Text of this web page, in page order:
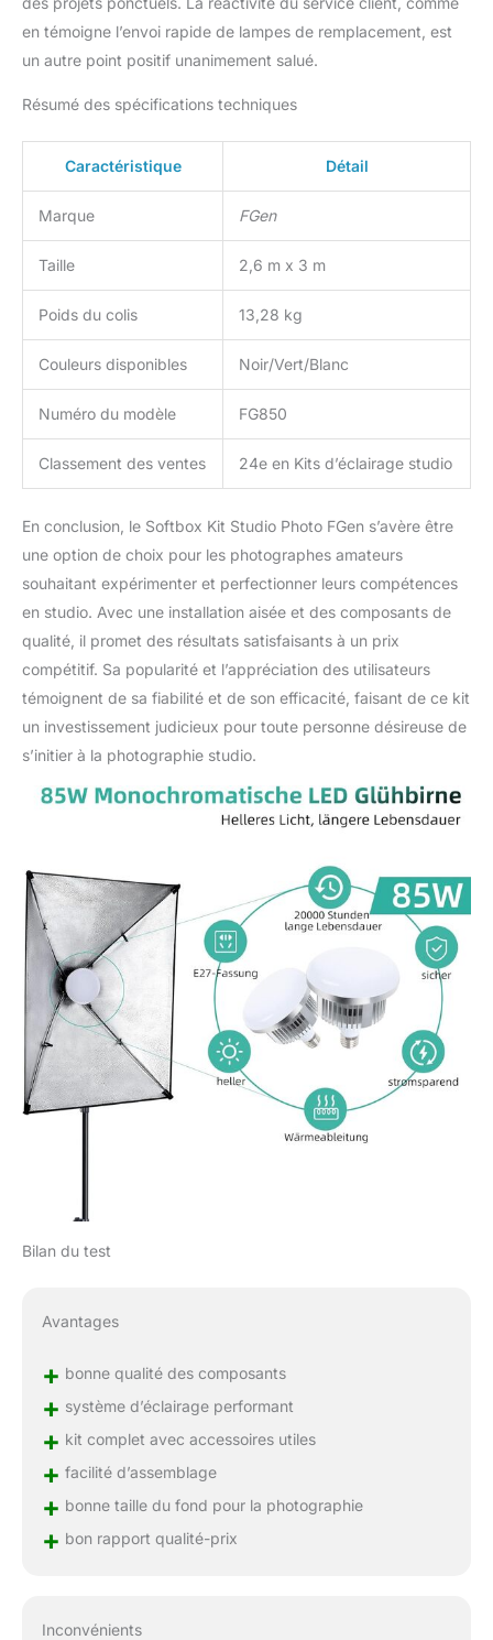
plus stable. Vous pouvez
ajuster la largeur et la
hauteur en fonction de
Les systèmes d'arrière-
largement utilisés dans
les mariages, les fêtes, la
activités. Softbox et 4
un matériau réflecteur de
haute qualité, la softbox
et l'écran FGen peuvent
fournir le meilleur effet de
lumière et d'ombre. 4
trépieds lumineux sont
fabriqués en aluminium
hauteur est réglable dans
l'interface à filetage 1/4
sur le dessus, cela
individuelle et flexible. Le
cordon d'alimentation
mesure 2,5 m de long.
Kit Studio Photo Complet
: Comprenant 2 softbox
50 x 70 cm, 2 parasols
studio blancs 84 cm, 4
trépieds lumineux 68-
studio CFL 135W, 2
ampoules LED 85W et
principal E27 supports, 3
toiles de fond en coton
de 1,8 mx 2,8 m. 2
trépieds de fond 260, 4
barres transversales de
80 cm, 1 x sac en nylon,
4 x clips à ressort, 1 x
réflecteur 5 en 1, 2 x sacs
de sable, 1 x manuel
d'instructions
en témoigne l’envoi rapide de lampes de remplacement, est
un autre point positif unanimement salué.
Résumé des spécifications techniques
Caractéristique Détail
Marque FGen
Taille 2,6 m x 3 m
Poids du colis 13,28 kg
Couleurs disponibles Noir/Vert/Blanc
Numéro du modèle FG850
Classement des ventes 24e en Kits d’éclairage studio
En conclusion, le Softbox Kit Studio Photo FGen s’avère être
une option de choix pour les photographes amateurs
souhaitant expérimenter et perfectionner leurs compétences
en studio. Avec une installation aisée et des composants de
qualité, il promet des résultats satisfaisants à un prix
compétitif. Sa popularité et l’appréciation des utilisateurs
témoignent de sa fiabilité et de son efficacité, faisant de ce kit
un investissement judicieux pour toute personne désireuse de
s’initier à la photographie studio.
Bilan du test
Avantages
+ bonne qualité des composants
+ système d’éclairage performant
+ kit complet avec accessoires utiles
+ facilité d’assemblage
+ bonne taille du fond pour la photographie
+ bon rapport qualité-prix
Inconvénients